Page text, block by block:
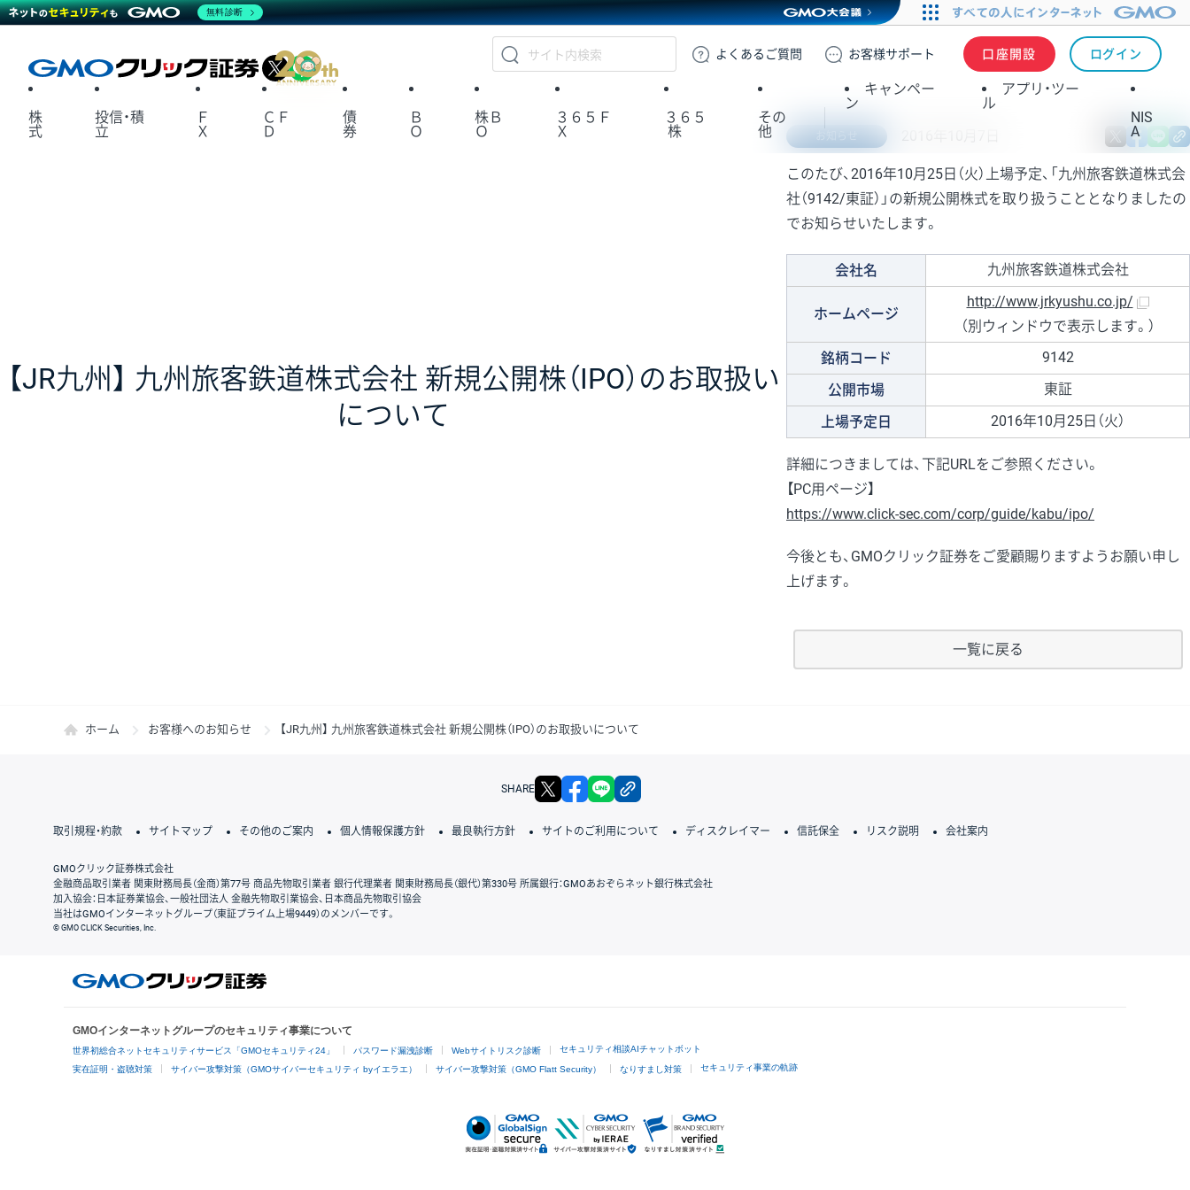
GMOクリック証券
よくある ご質問 お客様サポート 口座開設 ログイン
X
株
式
投信・積
立
Ｆ
Ｘ
ＣＦ
Ｄ
債
券
Ｂ
Ｏ
株Ｂ
Ｏ
３６５Ｆ
Ｘ
３６５
株
その
他
キャンペー
ン
アプリ・ツー
ル
NIS
A
【JR九州】 九州旅客鉄道株式会社 新規公開株（IPO）のお取扱い
について
X
このたび、2016年10月25日（火）上場予定、「九州旅客鉄道株式会
社（9142/東証）」の新規公開株式を取り扱うこととなりましたの
でお知らせいたします。
会社名 九州旅客鉄道株式会社
ホームページ
http://www.jrkyushu.co.jp/
（別ウィンドウで表示します。）
銘柄コード
9142
公開市場
東証
上場予定日
2016年10月25日（火）
詳細につきましては、下記URLをご参照ください。
【PC用ページ】
https://www.click-sec.com/corp/guide/kabu/ipo/
今後とも、GMOクリック証券をご愛顧賜りますようお願い申し
上げます。
一覧に戻る
ホーム お客様へのお知らせ 【JR九州】 九州旅客鉄道株式会社 新規公開株（IPO）のお取扱いについて
SHARE X facebook
取引規程・約款 サイトマップ その他のご案内 個人情報保護方針 最良執行方針 サイトのご利用について ディスクレイマー 信託保全 リスク説明 会社案内
GMOクリック証券株式会社
金融商品取引業者 関東財務局長（金商）第77号 商品先物取引業者 銀行代理業者 関東財務局長（銀代）第330号 所属銀行：GMOあおぞらネット銀行株式会社
加入協会：日本証券業協会、一般社団法人 金融先物取引業協会、日本商品先物取引協会
当社はGMOインターネットグループ（東証プライム上場9449）のメンバーです。
© GMO CLICK Securities, Inc.
GMOインターネットグループのセキュリティ事業について
世界初総合ネットセキュリティサービス「GMOセキュリティ24」 パスワード漏洩診断 Webサイトリスク診断 セキュリティ相談AIチャットボット
実在証明・盗聴対策 サイバー攻撃対策（GMOサイバーセキュリティ byイエラエ） サイバー攻撃対策（GMO Flatt Security） なりすまし対策 セキュリティ事業の軌跡
無料診断